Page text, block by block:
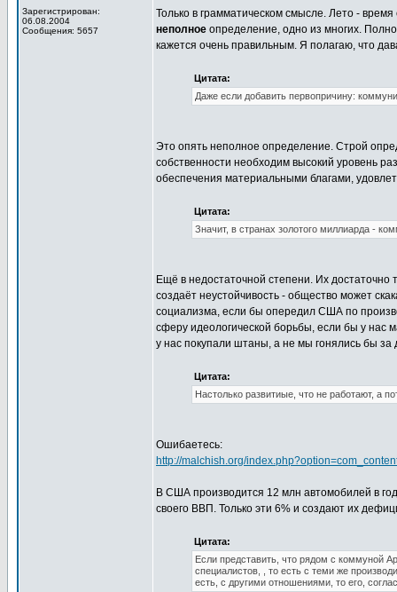
Зарегистрирован:
06.08.2004
Сообщения: 5657
Только в грамматическом смысле. Лето -
неполное определение, одно из многих.
кажется очень правильным. Я полагаю, что
Цитата:
Даже если добавить первопричину:
Это опять неполное определение. Строй
собственности необходим высокий уровень
обеспечения материальными благами,
Цитата:
Значит, в странах золотого миллиарда -
Ещё в недостаточной степени. Их
создаёт неустойчивость - общество может
социализма, если бы опередил США по
сферу идеологической борьбы, если бы у
у нас покупали штаны, а не мы гонялись бы
Цитата:
Настолько развитиые, что не работают, а
Ошибаетесь:
http://malchish.org/
В США производится 12 млн автомобилей в
своего ВВП. Только эти 6% и создают их
Цитата:
Если представить, что рядом с коммуной
специалистов, , то есть с теми же
есть, с другими отношениями, то его,